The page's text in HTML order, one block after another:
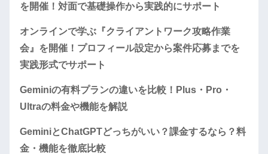
を開催！対面で基礎操作から実践的にサポート
オンラインで学ぶ『クライアントワーク攻略作業
会』を開催！プロフィール設定から案件応募までを
実践形式でサポート
Geminiの有料プランの違いを比較！Plus・Pro・
Ultraの料金や機能を解説
GeminiとChatGPTどっちがいい？課金するなら？料
金・機能を徹底比較